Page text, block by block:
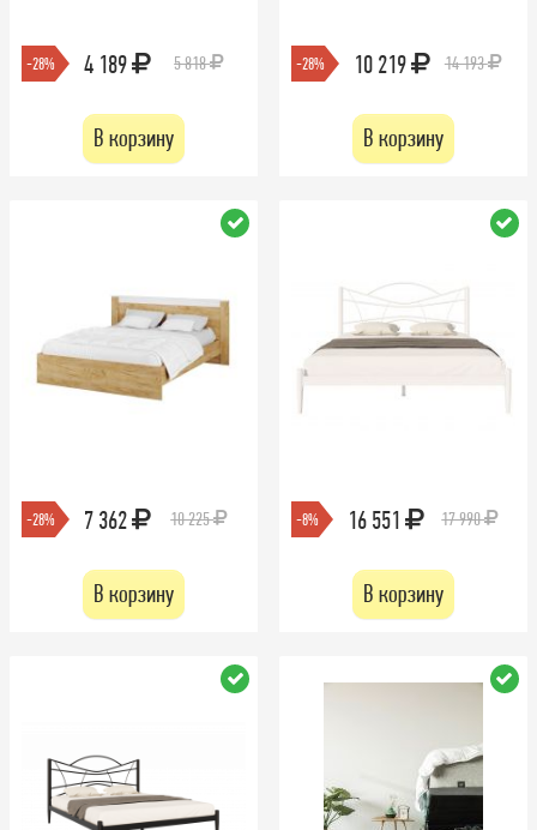
-28% 4 189 5 818
В корзину
-28% 10 219 14 193
В корзину
-28% 7 362 10 225
В корзину
-8% 16 551 17 990
В корзину